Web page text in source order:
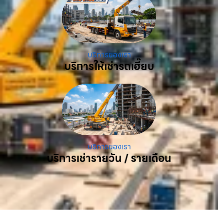
บริการของเรา
บริการให้เช่ารถเฮี๊ยบ
บริการของเรา
บริการเช่ารายวัน / รายเดือน